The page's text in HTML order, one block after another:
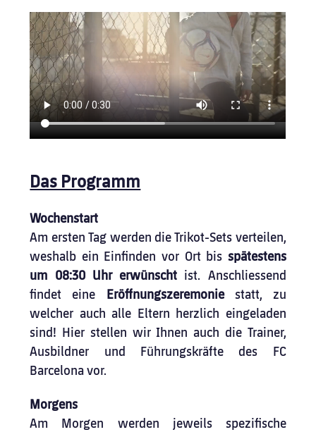
Das Programm
Wochenstart
Am ersten Tag werden die Trikot-Sets verteilen,
weshalb ein Einfinden vor Ort bis spätestens
um 08:30 Uhr erwünscht ist. Anschliessend
findet eine Eröffnungszeremonie statt, zu
welcher auch alle Eltern herzlich eingeladen
sind! Hier stellen wir Ihnen auch die Trainer,
Ausbildner und Führungskräfte des FC
Barcelona vor.
Morgens
Am Morgen werden jeweils spezifische